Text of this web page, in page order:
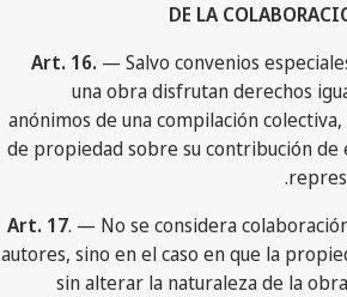
DE LA
Art. 16. — Salvo convenios
una obra disfrutan derechos
anónimos de una compilación
de propiedad sobre su contribución
Art. 17. — No se considera
autores, sino en el caso en que la
sin alterar la naturaleza de la